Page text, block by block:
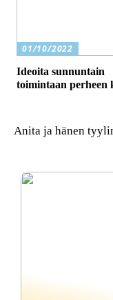
01/10/2022
Ideoita sunnuntain
toimintaan perheen
Anita ja hänen